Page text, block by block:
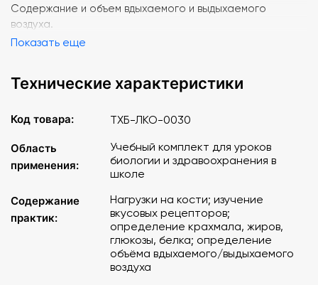
Содержание и объем вдыхаемого и выдыхаемого
воздуха.
Показать еще
Технические характеристики
Код товара: ТХБ-ЛКО-0030
Область
применения:
Учебный комплект для уроков
биологии и здравоохранения в
школе
Содержание
практик:
Нагрузки на кости; изучение
вкусовых рецепторов;
определение крахмала, жиров,
глюкозы, белка; определение
объёма вдыхаемого/выдыхаемого
воздуха